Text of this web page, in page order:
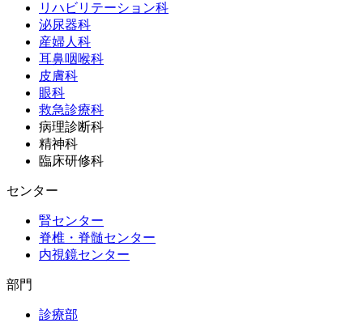
リハビリテーション科
泌尿器科
産婦人科
耳鼻咽喉科
皮膚科
眼科
救急診療科
病理診断科
精神科
臨床研修科
センター
腎センター
脊椎・脊髄センター
内視鏡センター
部門
診療部